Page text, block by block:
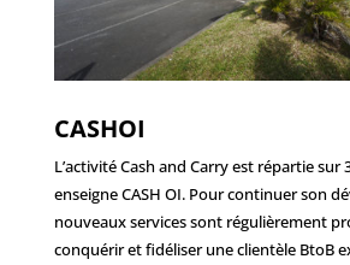
CASHOI
L’activité Cash and Carry est répartie sur
enseigne CASH OI. Pour continuer son
nouveaux services sont régulièrement
conquérir et fidéliser une clientèle BtoB